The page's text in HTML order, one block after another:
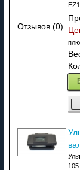
Отзывов (0)
105